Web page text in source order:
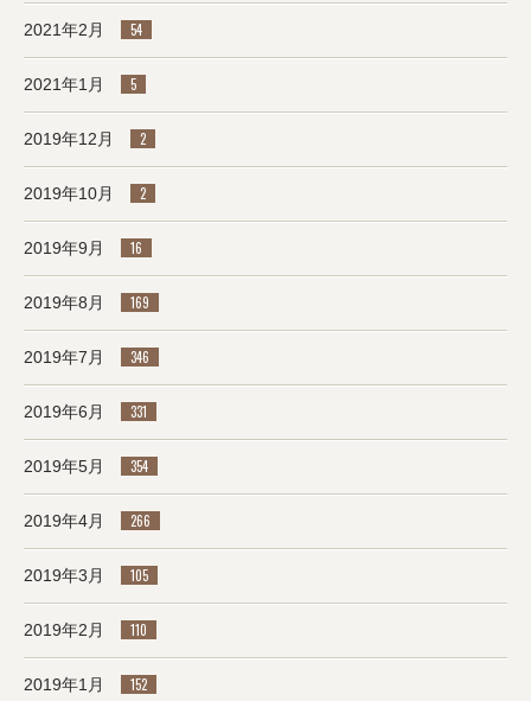
2021年2月 54
2021年1月 5
2019年12月 2
2019年10月 2
2019年9月 16
2019年8月 169
2019年7月 346
2019年6月 331
2019年5月 354
2019年4月 266
2019年3月 105
2019年2月 110
2019年1月 152